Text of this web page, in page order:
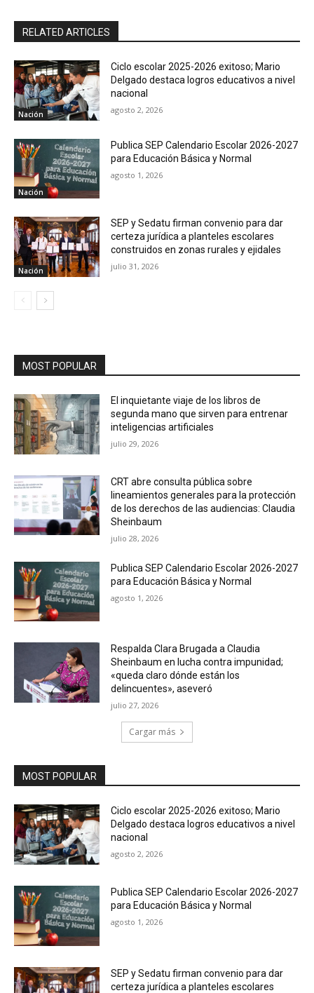
RELATED ARTICLES
Nación
Ciclo escolar 2025-2026 exitoso; Mario
Delgado destaca logros educativos a nivel
nacional
agosto 2, 2026
Nación
Publica SEP Calendario Escolar 2026-2027
para Educación Básica y Normal
agosto 1, 2026
Nación
SEP y Sedatu firman convenio para dar
certeza jurídica a planteles escolares
construidos en zonas rurales y ejidales
julio 31, 2026
MOST POPULAR
El inquietante viaje de los libros de
segunda mano que sirven para entrenar
inteligencias artificiales
julio 29, 2026
CRT abre consulta pública sobre
lineamientos generales para la protección
de los derechos de las audiencias: Claudia
Sheinbaum
julio 28, 2026
Publica SEP Calendario Escolar 2026-2027
para Educación Básica y Normal
agosto 1, 2026
Respalda Clara Brugada a Claudia
Sheinbaum en lucha contra impunidad;
«queda claro dónde están los
delincuentes», aseveró
julio 27, 2026
Cargar más
MOST POPULAR
Ciclo escolar 2025-2026 exitoso; Mario
Delgado destaca logros educativos a nivel
nacional
agosto 2, 2026
Publica SEP Calendario Escolar 2026-2027
para Educación Básica y Normal
agosto 1, 2026
SEP y Sedatu firman convenio para dar
certeza jurídica a planteles escolares